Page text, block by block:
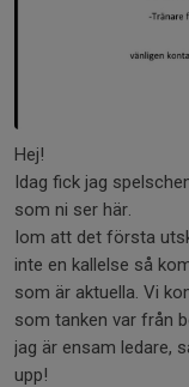
Hej!
Idag fick jag
som ni ser här.
Iom att det första
inte en kallelse så
som är aktuella. Vi
som tanken var från
jag är ensam ledare,
upp!